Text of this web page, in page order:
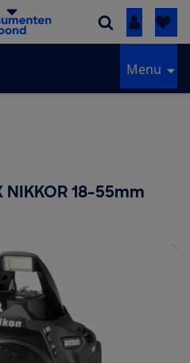
Inloggen
Menu
18-55mm